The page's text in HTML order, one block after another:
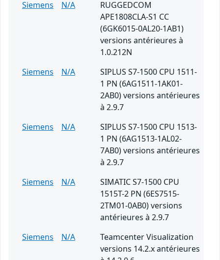
Siemens
N/A
RUGGEDCOM
APE1808CLA-S1 CC
(6GK6015-0AL20-1AB1)
versions antérieures à
1.0.212N
Siemens
N/A
SIPLUS S7-1500 CPU 1511-
1 PN (6AG1511-1AK01-
2AB0) versions antérieures
à 2.9.7
Siemens
N/A
SIPLUS S7-1500 CPU 1513-
1 PN (6AG1513-1AL02-
7AB0) versions antérieures
à 2.9.7
Siemens
N/A
SIMATIC S7-1500 CPU
1515T-2 PN (6ES7515-
2TM01-0AB0) versions
antérieures à 2.9.7
Siemens
N/A
Teamcenter Visualization
versions 14.2.x antérieures